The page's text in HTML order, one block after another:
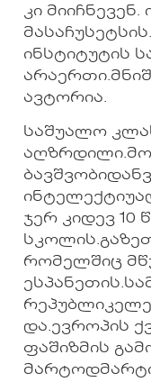
კი მიიჩნევენ.
ინსტიტუტის
ავტორია.
საშუალო
ჯერ კიდევ 10
რომელშიც
და.ევროპის
ფაშიზმის